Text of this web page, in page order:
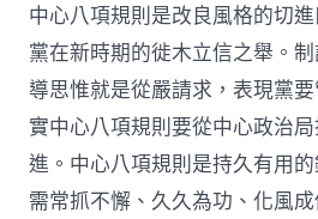
中心八項規則是改良風格的切
黨在新時期的徙木立信之舉。
導思惟就是從嚴請求，表現黨
實中心八項規則要從中心政治
進。中心八項規則是持久有用
需常抓不懈、久久為功、化風